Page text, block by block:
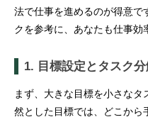
法で仕事を進めるのが得意で
クを参考に、あなたも仕事効
1. 目標設定とタスク
まず、大きな目標を小さな
然とした目標では、どこから